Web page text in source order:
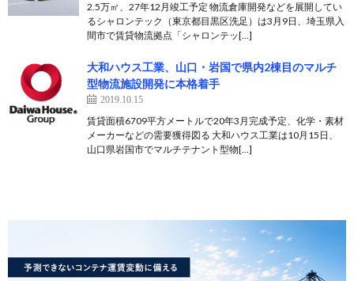
2.5万㎡、27年12月竣工予定 物流倉庫開発などを展開してい
るシャロンテック（東京都目黒区洗足）は3月9日、埼玉県入
間市で賃貸物流拠点「シャロンテッ[…]
大和ハウス工業、山口・岩国で県内2棟目のマルチ
型物流施設開発に本格着手
2019.10.15
賃貸面積6709平方メートルで20年3月完成予定、化学・素材
メーカーなどの需要獲得図る 大和ハウス工業は10月15日、
山口県岩国市でマルチテナント型物[…]